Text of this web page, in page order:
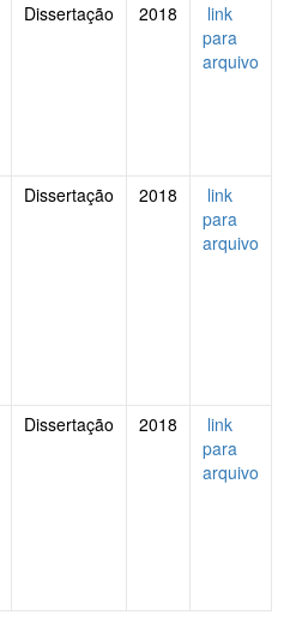
Dissertação 2018
link
para
arquivo
Dissertação 2018
link
para
arquivo
Dissertação 2018
link
para
arquivo